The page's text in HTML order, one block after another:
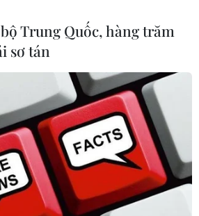
Trung Quốc, hàng trăm
sơ tán